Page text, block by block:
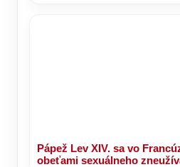
Pápež Lev XIV. sa vo
obeťami sexuálneho